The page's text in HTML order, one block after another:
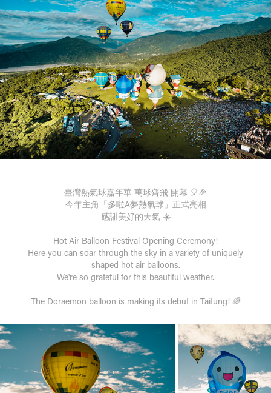
臺灣熱氣球嘉年華 萬球齊飛 開幕 🎈🎉
今年主角「多啦A夢熱氣球」正式亮相
感謝美好的天氣 ☀️
Hot Air Balloon Festival Opening Ceremony!
Here you can soar through the sky in a variety of uniquely
shaped hot air balloons.
We're so grateful for this beautiful weather.
The Doraemon balloon is making its debut in Taitung! 🌈